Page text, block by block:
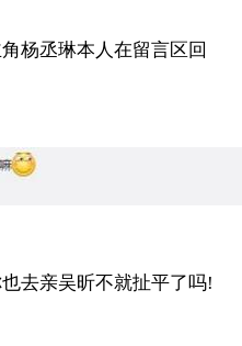
丞琳本人在留言区回
亲吴昕不就扯平了吗!